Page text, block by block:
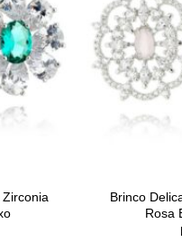
Brinco
Rosa